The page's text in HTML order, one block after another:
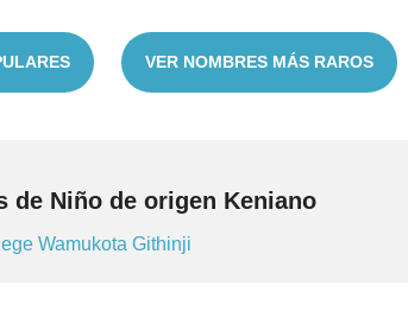
VER NOMBRES MÁS RAROS
de Niño de origen Keniano
Wamukota Githinji